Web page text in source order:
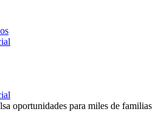
oportunidades para miles de familias